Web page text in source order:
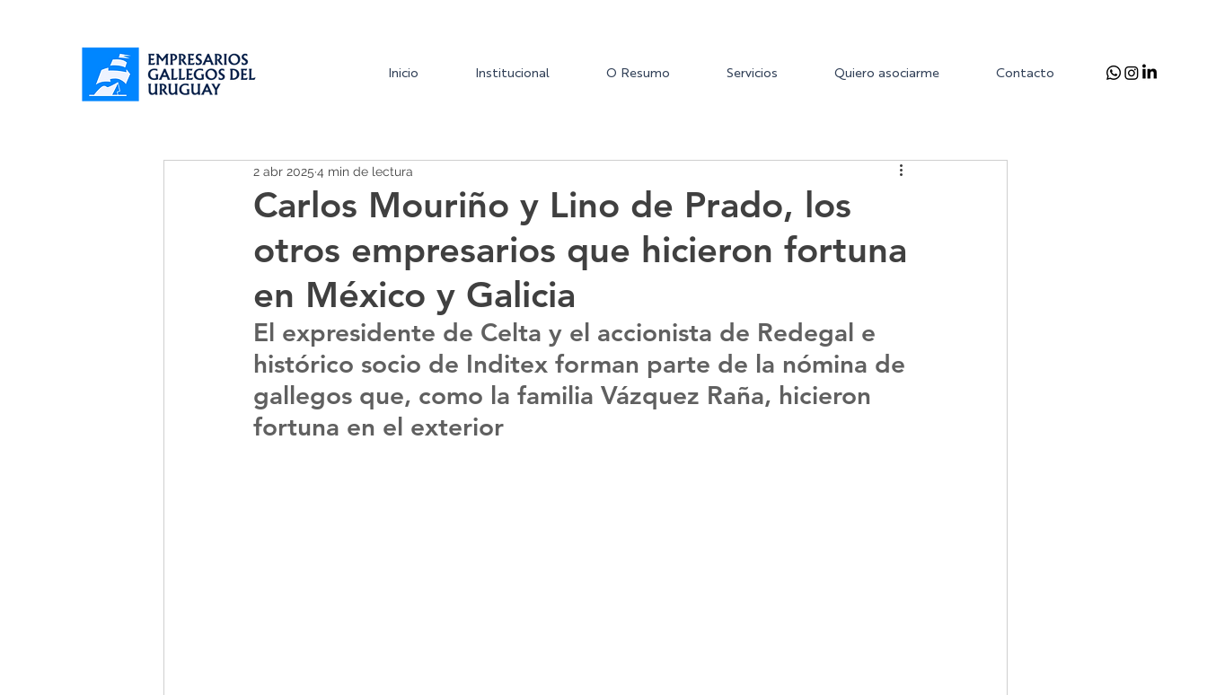
Inicio Institucional O Resumo Servicios Quiero asociarme Contacto
Carlos Mouriño y Lino de Prado, los
otros empresarios que hicieron fortuna
en México y Galicia
2 abr 2025 4 min de lectura
El expresidente de Celta y el accionista de Redegal e
histórico socio de Inditex forman parte de la nómina de
gallegos que, como la familia Vázquez Raña, hicieron
fortuna en el exterior